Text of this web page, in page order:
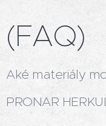
(FAQ)
Aké materiály
PRONAR